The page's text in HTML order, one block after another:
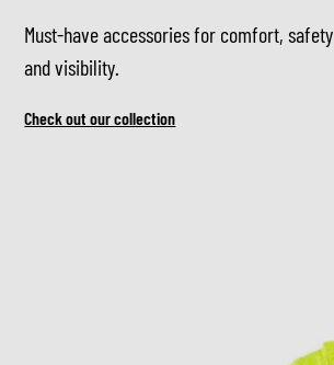
Must-have accessories for comfort, safety
and visibility.
Check out our collection